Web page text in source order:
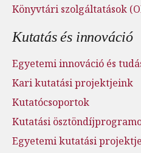
Könyvtári szolgáltatások
Kutatás és innováció
Egyetemi innováció és
Kari kutatási projektjeink
Kutatócsoportok
Kutatási
Egyetemi kutatási